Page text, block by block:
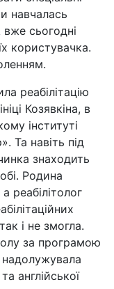
навчалась
сьогодні
користувачка.
реабілітацію
Козявкіна, в
інституті
Та навіть під
знаходить
Родина
реабілітолог
і не змогла.
за програмою
англійської